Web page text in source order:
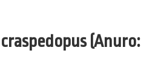
(Anuro: